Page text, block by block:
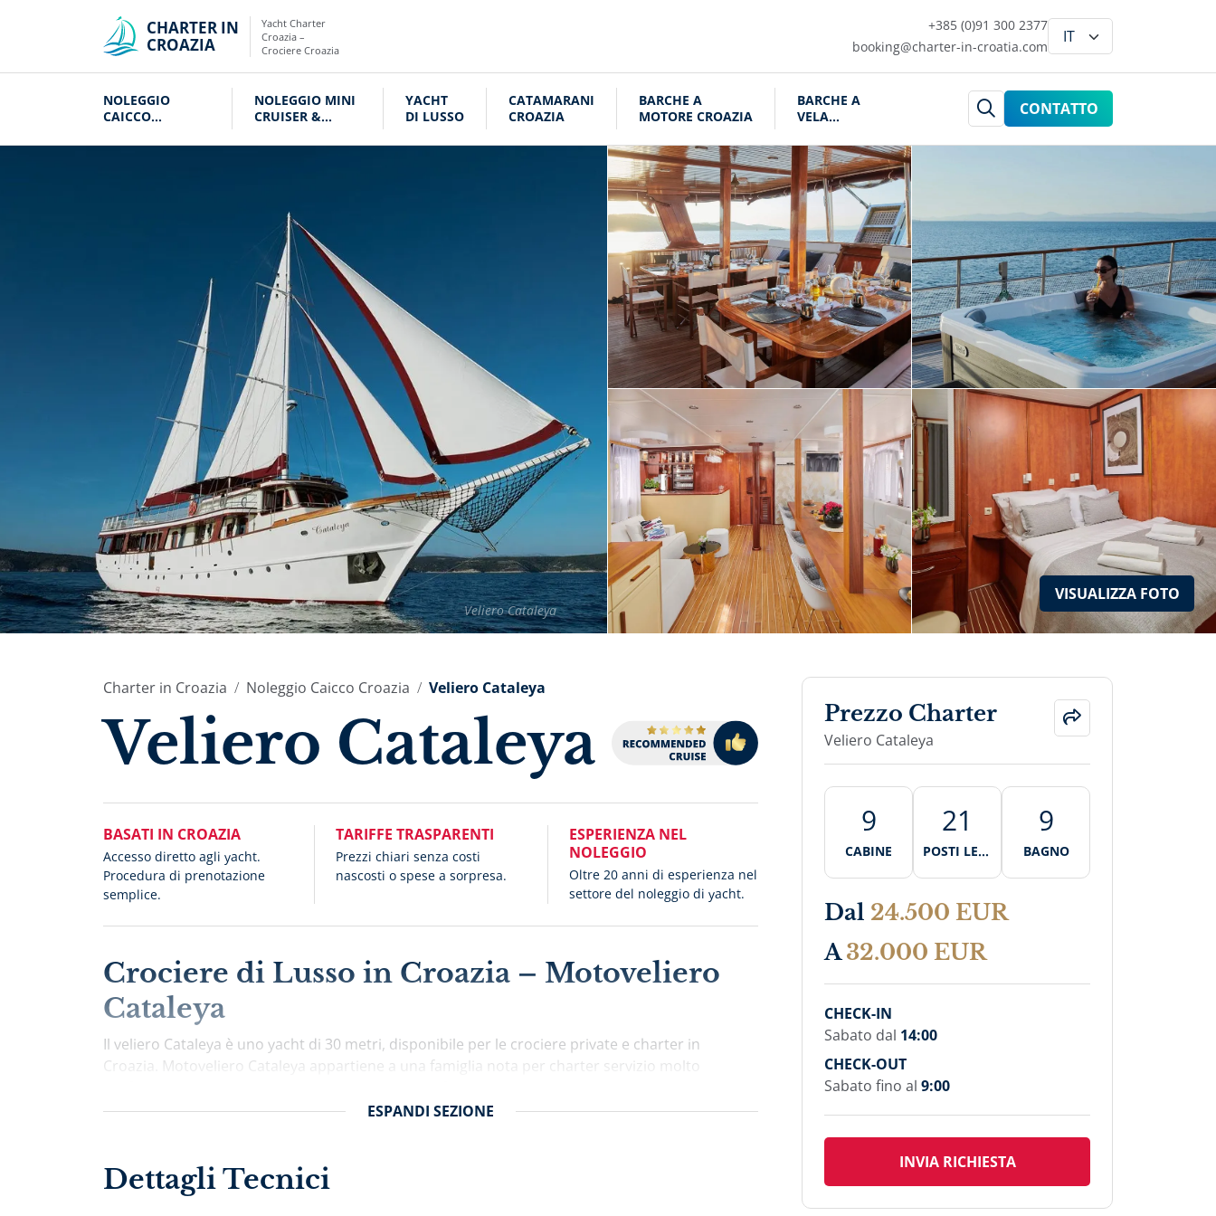
CHARTER IN
CROAZIA
Yacht Charter
Croazia –
Crociere Croazia
+385 (0)91 300 2377
booking@charter-in-croatia.com
NOLEGGIO
CAICCO
NOLEGGIO MINI
CRUISER &
YACHT
DI LUSSO
CATAMARANI
CROAZIA
BARCHE A
MOTORE CROAZIA
BARCHE A
VELA
CONTATTO
Veliero Cataleya
VISUALIZZA FOTO
Charter in Croazia Noleggio Caicco Croazia Veliero Cataleya
Veliero Cataleya
BASATI IN CROAZIA
Accesso diretto agli yacht.
Procedura di prenotazione
semplice.
TARIFFE TRASPARENTI
Prezzi chiari senza costi
nascosti o spese a sorpresa.
ESPERIENZA NEL
NOLEGGIO
Oltre 20 anni di esperienza nel
settore del noleggio di yacht.
Crociere di Lusso in Croazia – Motoveliero
Cataleya
Il veliero Cataleya è uno yacht di 30 metri, disponibile per le crociere private e charter in
Croazia. Motoveliero Cataleya appartiene a una famiglia nota per charter servizio molto
dispone di 5 cabine doppie, 2 cabine doppie con letti separati e 2 cabine triplici, sistemando
composto da 6 membri che vengono sistemati in quartieri indipendenti. Tutti i membri
dell’equipaggio vengono selezionati con molta cura e sapranno farsi carica di ogni aspetto di
ESPANDI SEZIONE
Dettagli Tecnici
Prezzo Charter
Veliero Cataleya
9
CABINE
21
POSTI LETT
9
BAGNO
Dal 24.500 EUR
A 32.000 EUR
CHECK-IN
Sabato dal 14:00
CHECK-OUT
Sabato fino al 9:00
INVIA RICHIESTA